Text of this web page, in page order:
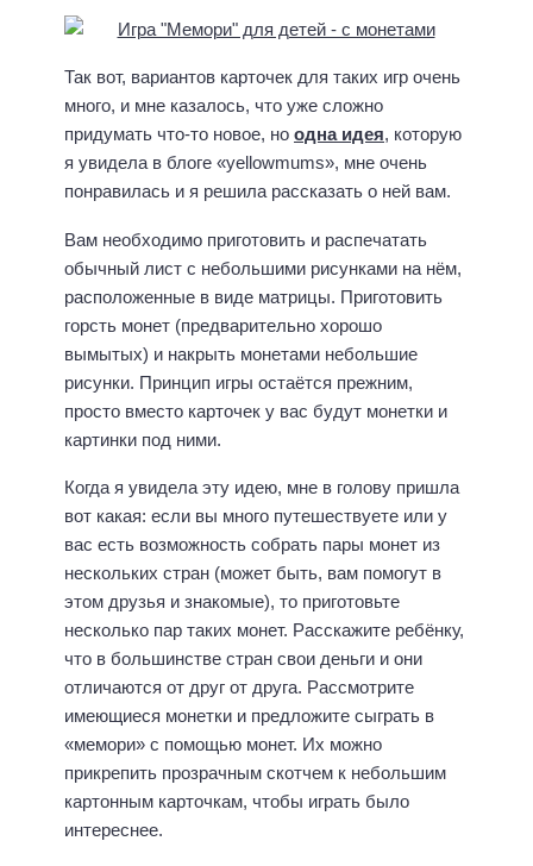
Так вот, вариантов карточек для таких игр очень
много, и мне казалось, что уже сложно
придумать что-то новое, но одна идея, которую
я увидела в блоге «yellowmums», мне очень
понравилась и я решила рассказать о ней вам.
Вам необходимо приготовить и распечатать
обычный лист с небольшими рисунками на нём,
расположенные в виде матрицы. Приготовить
горсть монет (предварительно хорошо
вымытых) и накрыть монетами небольшие
рисунки. Принцип игры остаётся прежним,
просто вместо карточек у вас будут монетки и
картинки под ними.
Когда я увидела эту идею, мне в голову пришла
вот какая: если вы много путешествуете или у
вас есть возможность собрать пары монет из
нескольких стран (может быть, вам помогут в
этом друзья и знакомые), то приготовьте
несколько пар таких монет. Расскажите ребёнку,
что в большинстве стран свои деньги и они
отличаются от друг от друга. Рассмотрите
имеющиеся монетки и предложите сыграть в
«мемори» с помощью монет. Их можно
прикрепить прозрачным скотчем к небольшим
картонным карточкам, чтобы играть было
интереснее.